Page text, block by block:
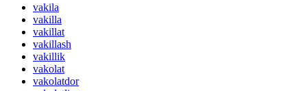
vakila
vakilla
vakillat
vakillash
vakillik
vakolat
vakolatdor